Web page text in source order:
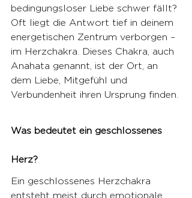
bedingungsloser Liebe schwer fällt?
Oft liegt die Antwort tief in deinem
energetischen Zentrum verborgen –
im Herzchakra. Dieses Chakra, auch
Anahata genannt, ist der Ort, an
dem Liebe, Mitgefühl und
Verbundenheit ihren Ursprung finden.
Was bedeutet ein geschlossenes
Herz?
Ein geschlossenes Herzchakra
entsteht meist durch emotionale